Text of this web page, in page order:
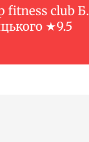
fitness club Б.
★9.5